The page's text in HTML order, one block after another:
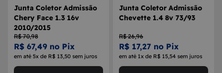
Junta Coletor Admissão
Chery Face 1.3 16v
2010/2015
R$ 70,98
R$ 67,49 no Pix
em até 5x de R$ 13,50 sem juros
Junta Coletor Admissão
Chevette 1.4 8v 73/93
R$ 26,96
R$ 17,27 no Pix
em até 1x de R$ 15,54 sem juros